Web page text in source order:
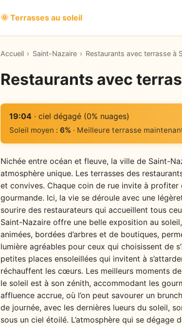
🌞 Terrasses au soleil
Accueil › Saint-Nazaire › Restaurants avec terrasse à
Restaurants avec
19:04· ciel dégagé (0% nuages)
Soleil moyen : 6% · Meilleure terrasse
Nichée entre océan et fleuve, la ville de Saint-
atmosphère unique. Les terrasses des
et convives. Chaque coin de rue invite à
gourmande. Ici, la vie se déroule avec une
sourire des restaurateurs qui accueillent tous
Saint-Nazaire offre une belle exposition au
animées, bordées d’arbres et de boutiques,
lumière agréables pour ceux qui choisissent de
petites places ensoleillées qui invitent à
réchauffent les cœurs. Les meilleurs moments
le soleil est à son zénith, accommodant les
affluence accrue, où l’on peut savourer un
de journée, avec les dernières lueurs du soleil,
sous un ciel étoilé. L’atmosphère qui se